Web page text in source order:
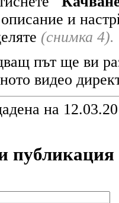
описание и
(снимка 4).
път ще ви
видео
на
публикация